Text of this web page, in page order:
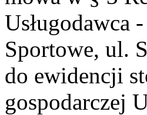
Usługodawca
Sportowe, ul.
do ewidencji
gospodarczej